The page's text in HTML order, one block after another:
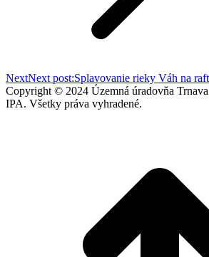
NextNext post:Splavovanie rieky Váh na
Copyright © 2024 Územná úradovňa
IPA. Všetky práva vyhradené.